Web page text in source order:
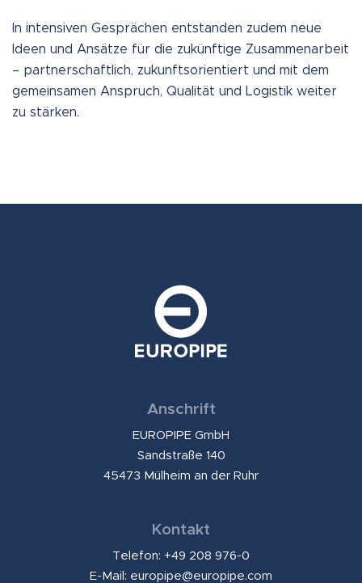
In intensiven Gesprächen entstanden zudem neue
Ideen und Ansätze für die zukünftige Zusammenarbeit
– partnerschaftlich, zukunftsorientiert und mit dem
gemeinsamen Anspruch, Qualität und Logistik weiter
zu stärken.
Anschrift
EUROPIPE GmbH
Sandstraße 140
45473 Mülheim an der Ruhr
Kontakt
Telefon: +49 208 976-0
E-Mail: europipe@europipe.com